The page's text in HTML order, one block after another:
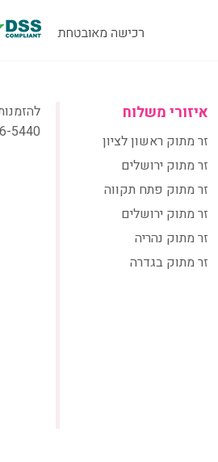
איזורי משלוח
זר מתוק ראשון לציון
זר מתוק ירושלים
זר מתוק פתח תקווה
זר מתוק ירושלים
זר מתוק נהריה
זר מתוק בגדרה
5440